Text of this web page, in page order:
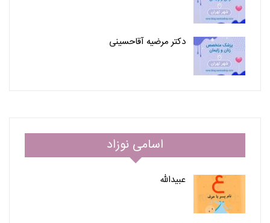
دکتر مرضیه آقاحسینی
اسامی نوزاد
عبیدالله